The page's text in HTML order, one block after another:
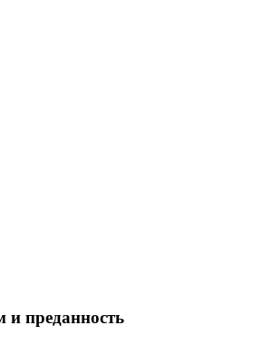
и преданность